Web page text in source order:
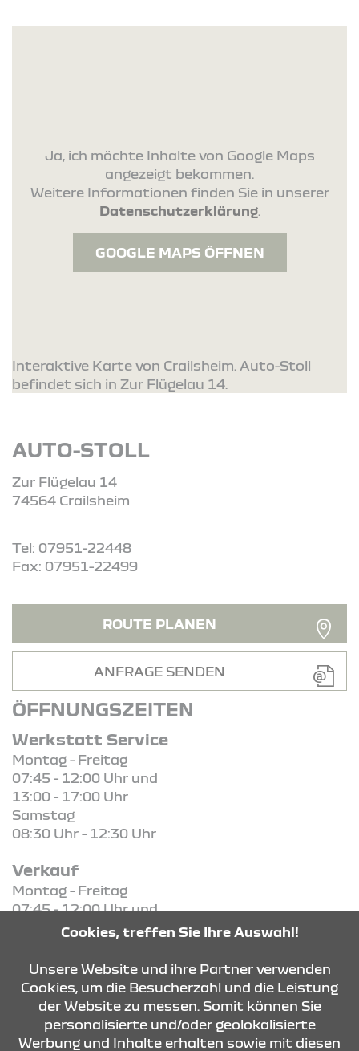
Ja, ich möchte Inhalte von Google Maps
angezeigt bekommen.
Weitere Informationen finden Sie in unserer
Datenschutzerklärung.
GOOGLE MAPS ÖFFNEN
Interaktive Karte von Crailsheim. Auto-Stoll
befindet sich in Zur Flügelau 14.
AUTO-STOLL
Zur Flügelau 14
74564 Crailsheim
Tel: 07951-22448
Fax: 07951-22499
ROUTE PLANEN
ANFRAGE SENDEN
ÖFFNUNGSZEITEN
Werkstatt Service
Montag - Freitag
07:45 - 12:00 Uhr und
13:00 - 17:00 Uhr
Samstag
08:30 Uhr - 12:30 Uhr
Verkauf
Montag - Freitag
07:45 - 12:00 Uhr und
13:00 - 18:00 Uhr
09:00 Uhr - 13:00 Uhr
KONTAKT & ANFAHRT
Cookies, treffen Sie Ihre Auswahl!
Unsere Website und ihre Partner verwenden
Cookies, um die Besucherzahl und die Leistung
der Website zu messen. Somit können Sie
personalisierte und/oder geolokalisierte
Werbung und Inhalte erhalten sowie mit diesen